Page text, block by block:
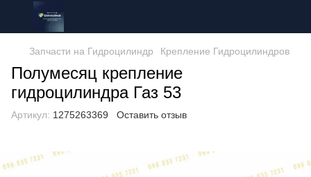
Запчасти на Гидроцилиндр Крепление Гидроцилиндров
Полумесяц крепление
гидроцилиндра Газ 53
Артикул: 1275263369 Оставить отзыв